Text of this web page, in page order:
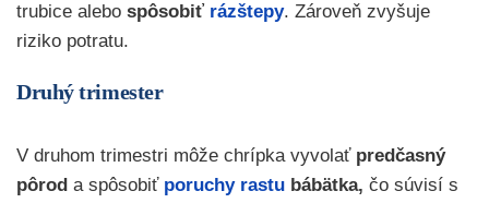
trubice alebo spôsobiť rázštepy. Zároveň zvyšuje
riziko potratu.
Druhý trimester
V druhom trimestri môže chrípka vyvolať predčasný
pôrod a spôsobiť poruchy rastu bábätka, čo súvisí s